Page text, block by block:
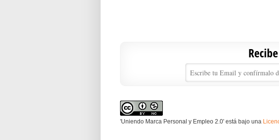
'Uniendo Marca Personal y Empleo 2.0' está bajo una